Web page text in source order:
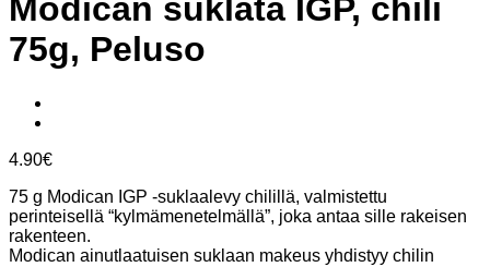
Modican suklata IGP, chili
75g, Peluso
4.90€
75 g Modican IGP -suklaalevy chilillä, valmistettu
perinteisellä “kylmämenetelmällä”, joka antaa sille rakeisen
rakenteen.
Modican ainutlaatuisen suklaan makeus yhdistyy chilin